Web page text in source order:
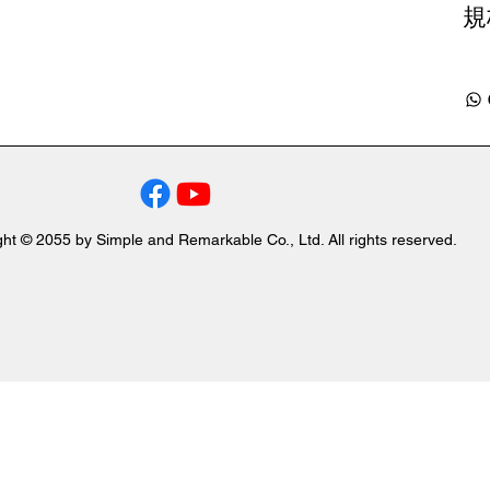
© 2055 by Simple and Remarkable Co., Ltd. All rights reserved.